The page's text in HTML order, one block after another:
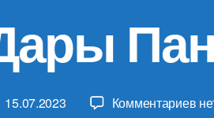
15.07.2023 Комментариевк